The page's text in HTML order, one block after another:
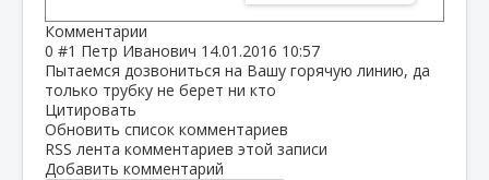
Комментарии
0 #1 Петр Иванович 14.01.2016 10:57
Пытаемся дозвониться на Вашу горячую линию, да
только трубку не берет ни кто
Цитировать
Обновить список комментариев
RSS лента комментариев этой записи
Добавить комментарий